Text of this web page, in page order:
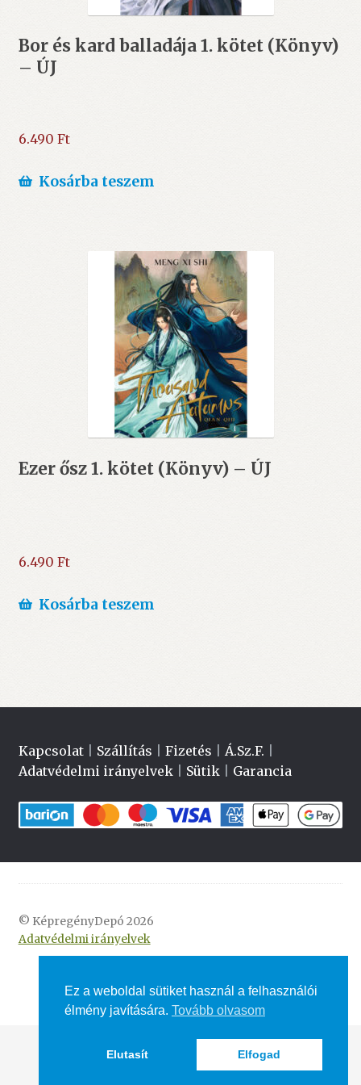
Bor és kard balladája 1. kötet (Könyv)
– ÚJ
6.490 Ft
Kosárba teszem
Ezer ősz 1. kötet (Könyv) – ÚJ
6.490 Ft
Kosárba teszem
Kapcsolat| Szállítás Fizetés Á.Sz.F.
Adatvédelmi irányelvek| Sütik| Garancia
© KépregényDepó 2026
Adatvédelmi irányelvek
Ez a weboldal sütiket használ a felhasználói
élmény javítására. Tovább olvasom
Elutasít Elfogad